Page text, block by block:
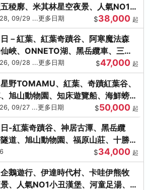
稜廓、米其林星空夜景、人氣NO1小
09/29 ...更多日期 $38,000 起
－紅葉、紅葉奇蹟谷、阿寒魔法森
峽、ONNETO湖、黑岳纜車、三國
泉
09/28 ...更多日期 $47,000 起
野TOMAMU、紅葉、奇蹟紅葉谷、
旭山動物園、知床遊覽船、海鮮螃蟹
09/27 ...更多日期 $50,000 起
-紅葉奇蹟谷、神居古潭、黑岳纜
道、旭山動物園、福原山莊、十勝牧
$34,000 起
鵝遊行、伊達時代村、卡哇伊熊牧
、人氣NO1小丑漢堡、河童足湯、奇